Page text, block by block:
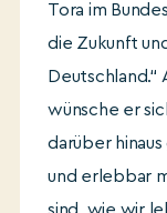
Tora im
die Zukunft
Deutschland.“
wünsche er
darüber
und erlebbar